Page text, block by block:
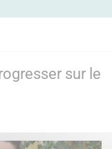
sur le